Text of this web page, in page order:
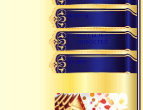
ФОРУМ
РАССЫЛКА
НОВОСТЕЙ
РАДИО